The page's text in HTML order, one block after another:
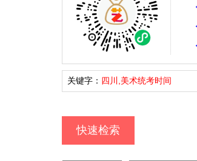
关键字： 四川,美术统考时间
快速检索